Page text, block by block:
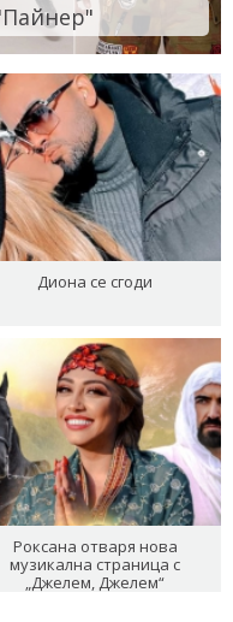
Диона се сгоди
Роксана отваря нова
музикална страница с
„Джелем, Джелем“